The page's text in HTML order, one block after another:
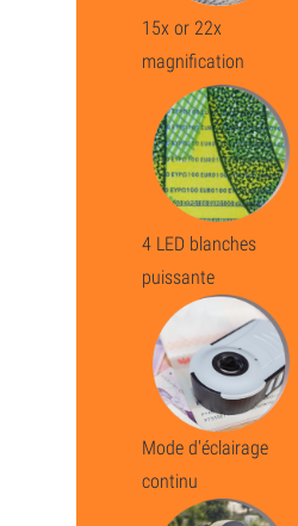
15x or 22x
magnification
4 LED blanches
puissante
Mode d'éclairage
continu